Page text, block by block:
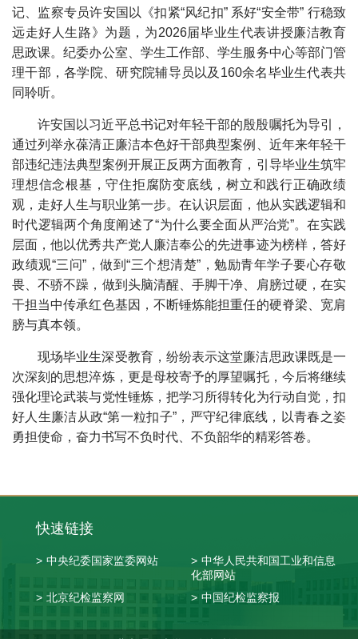
记、监察专员许安国以《扣紧“风纪扣” 系好“安全带” 行稳致
远走好人生路》为题，为2026届毕业生代表讲授廉洁教育
思政课。纪委办公室、学生工作部、学生服务中心等部门管
理干部，各学院、研究院辅导员以及160余名毕业生代表共
同聆听。
许安国以习近平总书记对年轻干部的殷殷嘱托为导引，
通过列举永葆清正廉洁本色好干部典型案例、近年来年轻干
部违纪违法典型案例开展正反两方面教育，引导毕业生筑牢
理想信念根基，守住拒腐防变底线，树立和践行正确政绩
观，走好人生与职业第一步。在认识层面，他从实践逻辑和
时代逻辑两个角度阐述了“为什么要全面从严治党”。在实践
层面，他以优秀共产党人廉洁奉公的先进事迹为榜样，答好
政绩观“三问”，做到“三个想清楚”，勉励青年学子要心存敬
畏、不骄不躁，做到头脑清醒、手脚干净、肩膀过硬，在实
干担当中传承红色基因，不断锤炼能担重任的硬脊梁、宽肩
膀与真本领。
现场毕业生深受教育，纷纷表示这堂廉洁思政课既是一
次深刻的思想淬炼，更是母校寄予的厚望嘱托，今后将继续
强化理论武装与党性锤炼，把学习所得转化为行动自觉，扣
好人生廉洁从政“第一粒扣子”，严守纪律底线，以青春之姿
勇担使命，奋力书写不负时代、不负韶华的精彩答卷。
快速链接
> 中央纪委国家监委网站 > 中华人民共和国工业和信息
化部网站
> 北京纪检监察网 > 中国纪检监察报